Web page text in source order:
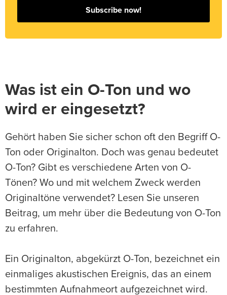
Subscribe now!
Was ist ein O-Ton und wo
wird er eingesetzt?
Gehört haben Sie sicher schon oft den Begriff O-
Ton oder Originalton. Doch was genau bedeutet
O-Ton? Gibt es verschiedene Arten von O-
Tönen? Wo und mit welchem Zweck werden
Originaltöne verwendet? Lesen Sie unseren
Beitrag, um mehr über die Bedeutung von O-Ton
zu erfahren.
Ein Originalton, abgekürzt O-Ton, bezeichnet ein
einmaliges akustischen Ereignis, das an einem
bestimmten Aufnahmeort aufgezeichnet wird.